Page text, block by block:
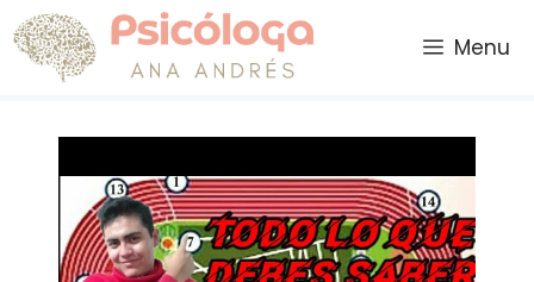
Saltar
al
contenido
Menu